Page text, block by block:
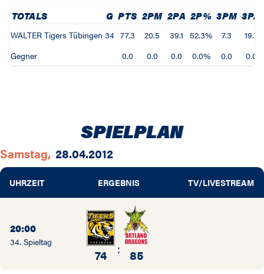
TOTALS G PTS 2PM 2PA 2P% 3PM 3PA
WALTER Tigers Tübingen 34 77.3 20.5 39.1 52.3% 7.3
19.7
Gegner
0.0 0.0 0.0 0.0% 0.0 0.0
SPIELPLAN
Samstag, 28.04.2012
UHRZEIT ERGEBNIS TV/LIVESTREAM
20:00
34. Spieltag
74 : 85